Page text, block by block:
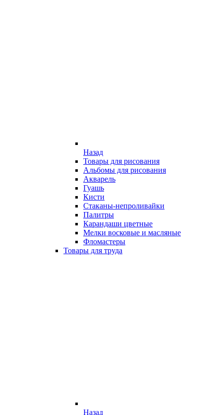
Назад
Товары для рисования
Альбомы для рисования
Акварель
Гуашь
Кисти
Стаканы-непроливайки
Палитры
Карандаши цветные
Мелки восковые и масляные
Фломастеры
Товары для труда
Назад